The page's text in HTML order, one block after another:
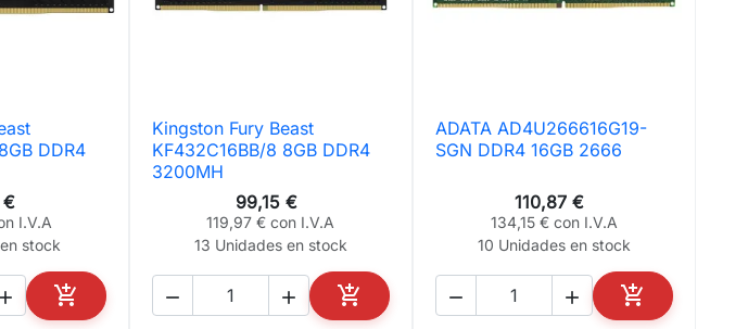
DDR4
€
I.V.A
stock
 
AÑADIR AL CARRITO
 Vista rápida
Kingston Fury Beast
KF432C16BB/8 8GB DDR4
3200MH
99,15 €
119,97 € con I.V.A
13 Unidades en stock
  
AÑADIR AL CARRITO
 Vista rápida
ADATA AD4U266616G19-
SGN DDR4 16GB 2666
110,87 €
134,15 € con I.V.A
10 Unidades en stock
  
AÑADIR AL